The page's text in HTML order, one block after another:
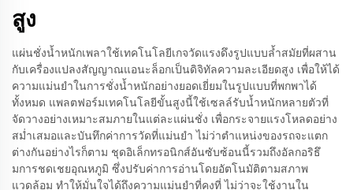
สูง
แผ่นชั่งน้ำหนักเพลาใช้เทคโนโลยีเกจวัดแรงดึงรูปแบบล้ำสมัยที่ผสาน
กับเครื่องแปลงสัญญาณแอนะล็อกเป็นดิจิทัลความละเอียดสูง เพื่อให้ได้
ความแม่นยำในการชั่งน้ำหนักอย่างยอดเยี่ยมในรูปแบบที่พกพาได้
ทั้งหมด แพลตฟอร์มเทคโนโลยีขั้นสูงนี้ใช้เซลล์รับน้ำหนักหลายตัวที่
จัดวางอย่างเหมาะสมภายในแต่ละแผ่นชั่ง เพื่อกระจายแรงโหลดอย่าง
สม่ำเสมอและบันทึกค่าการวัดที่แม่นยำ ไม่ว่าตำแหน่งของรถจะแตก
ต่างกันอย่างไรก็ตาม ชุดอิเล็กทรอนิกส์อันซับซ้อนนี้รวมถึงอัลกอริธึ
มการชดเชยอุณหภูมิ ซึ่งปรับค่าการอ่านโดยอัตโนมัติตามสภาพ
แวดล้อม ทำให้มั่นใจได้ถึงความแม่นยำที่คงที่ ไม่ว่าจะใช้งานใน